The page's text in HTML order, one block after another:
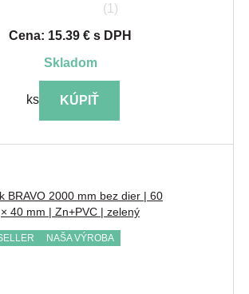
(1)
Cena: 15.39 € s DPH
skladom
ks KÚPIŤ
BRAVO 2000 mm bez dier | 60
× 40 mm | Zn+PVC | zelený
NAŠA VÝROBA